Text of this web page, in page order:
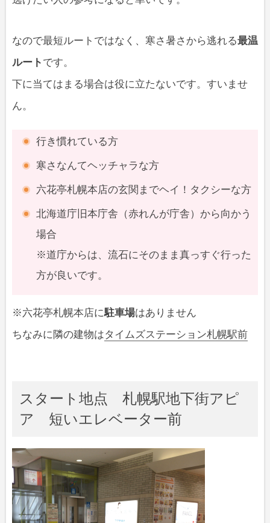
なので最短ルートではなく、寒さ暑さから逃れる最温
ルート です。
下に当てはまる場合は役に立たないです。すいませ
ん。
行き慣れている方
寒さなんてヘッチャラな方
六花亭札幌本店の玄関までヘイ！タクシーな方
北海道庁旧本庁舎（赤れんが庁舎）から向かう
場合
※道庁からは、流石にそのまま真っすぐ行った
方が良いです。
※六花亭札幌本店に駐車場はありません
ちなみに隣の建物はタイムズステーション札幌駅前
スタート地点 札幌駅地下街アピ
ア 短いエレベーター前